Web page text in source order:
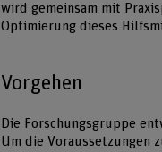
wird gemeinsam mit
Optimierung dieses
Vorgehen
Die Forschungsgruppe
Um die Voraussetzungen